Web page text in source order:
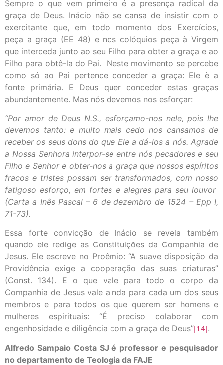
Sempre o que vem primeiro é a presença radical da
graça de Deus. Inácio não se cansa de insistir com o
exercitante que, em todo momento dos Exercícios,
peça a graça (EE 48) e nos colóquios peça à Virgem
que interceda junto ao seu Filho para obter a graça e ao
Filho para obtê-la do Pai. Neste movimento se percebe
como só ao Pai pertence conceder a graça: Ele è a
fonte primária. E Deus quer conceder estas graças
abundantemente. Mas nós devemos nos esforçar:
“Por amor de Deus N.S., esforçamo-nos nele, pois lhe
devemos tanto: e muito mais cedo nos cansamos de
receber os seus dons do que Ele a dá-los a nós. Agrade
a Nossa Senhora interpor-se entre nós pecadores e seu
Filho e Senhor e obter-nos a graça que nossos espíritos
fracos e tristes possam ser transformados, com nosso
fatigoso esforço, em fortes e alegres para seu louvor
(Carta a Inês Pascal – 6 de dezembro de 1524 – Epp I,
71-73).
Essa forte convicção de Inácio se revela também
quando ele redige as Constituições da Companhia de
Jesus. Ele escreve no Proêmio: “A suave disposição da
Providência exige a cooperação das suas criaturas”
(Const. 134). E o que vale para todo o corpo da
Companhia de Jesus vale ainda para cada um dos seus
membros e para todos os que querem ser homens e
mulheres espirituais: “É preciso colaborar com
engenhosidade e diligência com a graça de Deus”[14].
Alfredo Sampaio Costa SJ é professor e pesquisador
no departamento de Teologia da FAJE